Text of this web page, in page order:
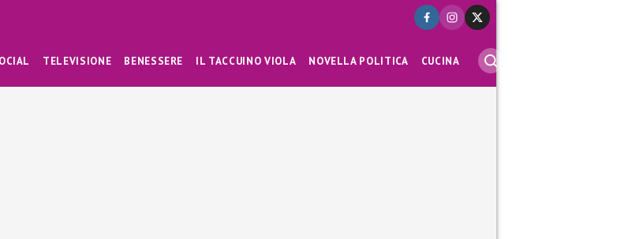
TELEVISIONE BENESSERE IL TACCUINO VIOLA NOVELLA POLITICA CUCINA